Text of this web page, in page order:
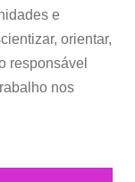
e
orientar,
responsável
nos